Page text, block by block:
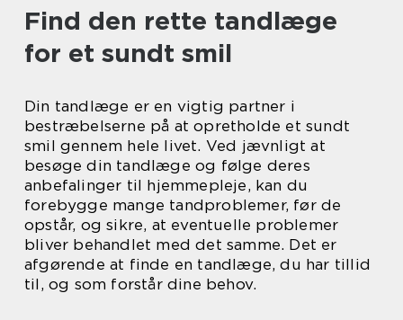
Find den rette tandlæge
for et sundt smil
Din tandlæge er en vigtig partner i
bestræbelserne på at opretholde et sundt
smil gennem hele livet. Ved jævnligt at
besøge din tandlæge og følge deres
anbefalinger til hjemmepleje, kan du
forebygge mange tandproblemer, før de
opstår, og sikre, at eventuelle problemer
bliver behandlet med det samme. Det er
afgørende at finde en tandlæge, du har tillid
til, og som forstår dine behov.